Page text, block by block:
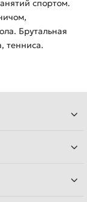
спортом.
Брутальная
тенниса.